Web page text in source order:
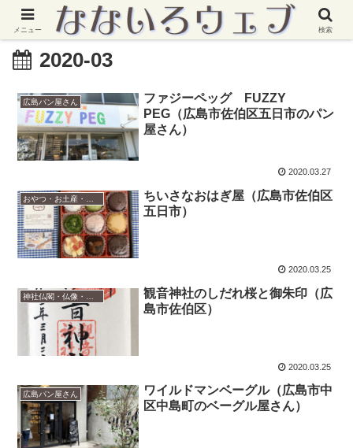
2020-03
広島パン屋さん
ファジーペッグ FUZZY
PEG（広島市佐伯区五日市のパン
屋さん）
2020.03.27
おやつ・お土産・手土産
ちいさなおはぎ屋（広島市佐伯区
五日市）
2020.03.25
観音神社のしだれ桜と御朱印（広
島市佐伯区）
2020.03.25
広島パン屋さん
ワイルドマンベーグル（広島市中
区中島町のベーグル屋さん）
メニュー 検索